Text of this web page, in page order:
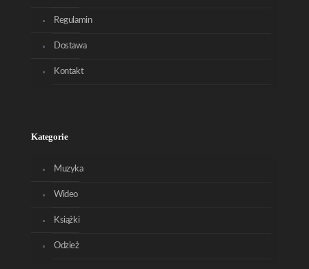
Regulamin
Dostawa
Kontakt
Kategorie
Muzyka
Wideo
Książki
Odzież